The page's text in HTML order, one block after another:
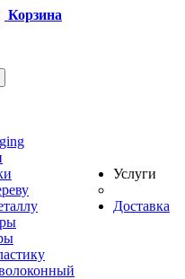
Корзина
Услуги
Доставка